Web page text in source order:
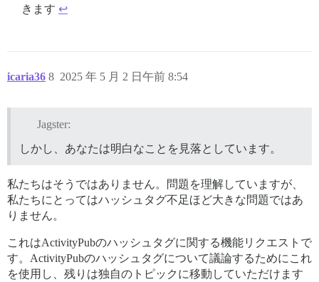
きます ↩︎
icaria36 2025 年 5 月 2 日午前 8:54
8
Jagster:
しかし、あなたは明白なことを見落としています。
私たちはそうではありません。問題を理解していますが、
私たちにとってはハッシュタグ不足ほど大きな問題ではあ
りません。
これはActivityPubのハッシュタグに関する機能リクエストで
す。ActivityPubのハッシュタグについて議論するためにこれ
を使用し、残りは独自のトピックに移動していただけます